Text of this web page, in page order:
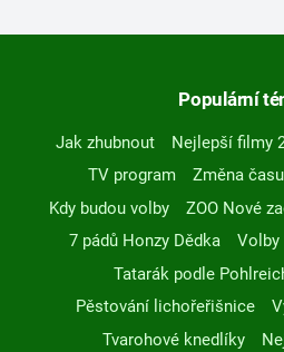
Populární
Jak zhubnout Nejlepší filmy
TV program
Změna času
Kdy budou volby
ZOO Nové
7 pádů Honzy Dědka
Volby
Tatarák podle
Pěstování lichořeřišnice
Tvarohové knedlíky